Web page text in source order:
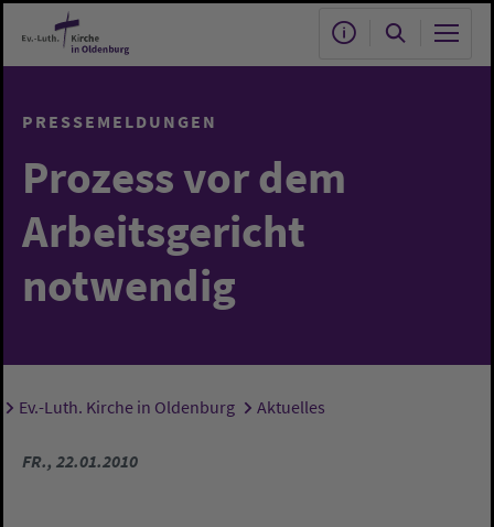
Zum Hauptinhalt springen
PRESSEMELDUNGEN
Prozess vor dem
Arbeitsgericht
notwendig
Sie sind hier:
Ev.-Luth. Kirche in Oldenburg Aktuelles
FR., 22.01.2010